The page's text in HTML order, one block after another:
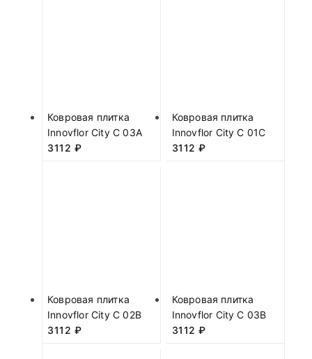
Ковровая плитка
Innovflor City C 03A
3112 ₽
Ковровая плитка
Innovflor City C 01C
3112 ₽
Ковровая плитка
Innovflor City C 02B
3112 ₽
Ковровая плитка
Innovflor City C 03B
3112 ₽